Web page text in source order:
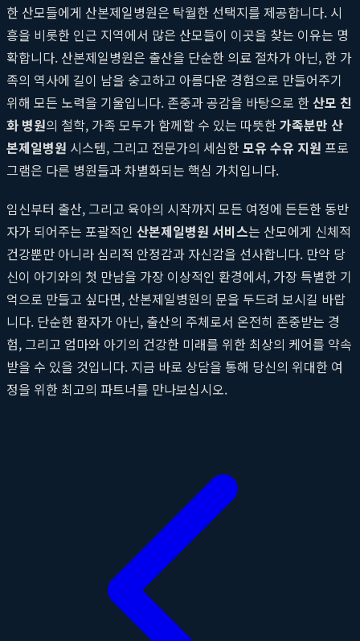
한 산모들에게 산본제일병원은 탁월한 선택지를 제공합니다. 시
흥을 비롯한 인근 지역에서 많은 산모들이 이곳을 찾는 이유는 명
확합니다. 산본제일병원은 출산을 단순한 의료 절차가 아닌, 한 가
족의 역사에 길이 남을 숭고하고 아름다운 경험으로 만들어주기
위해 모든 노력을 기울입니다. 존중과 공감을 바탕으로 한 산모 친
화 병원의 철학, 가족 모두가 함께할 수 있는 따뜻한가족분만 산
본제일병원 시스템, 그리고 전문가의 세심한모유 수유 지원 프로
그램은 다른 병원들과 차별화되는 핵심 가치입니다.
임신부터 출산, 그리고 육아의 시작까지 모든 여정에 든든한 동반
자가 되어주는 포괄적인 산본제일병원 서비스는 산모에게 신체적
건강뿐만 아니라 심리적 안정감과 자신감을 선사합니다. 만약 당
신이 아기와의 첫 만남을 가장 이상적인 환경에서, 가장 특별한 기
억으로 만들고 싶다면, 산본제일병원의 문을 두드려 보시길 바랍
니다. 단순한 환자가 아닌, 출산의 주체로서 온전히 존중받는 경
험, 그리고 엄마와 아기의 건강한 미래를 위한 최상의 케어를 약속
받을 수 있을 것입니다. 지금 바로 상담을 통해 당신의 위대한 여
정을 위한 최고의 파트너를 만나보십시오.